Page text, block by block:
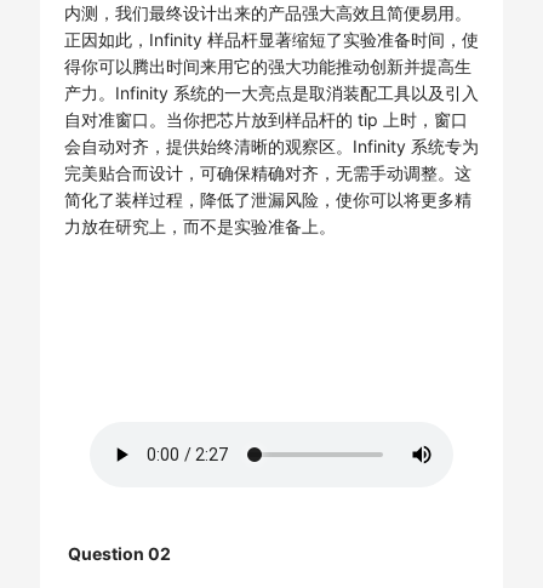
内测，我们最终设计出来的产品强大高效且简便易用。
正因如此，Infinity 样品杆显著缩短了实验准备时间，使
得你可以腾出时间来用它的强大功能推动创新并提高生
产力。Infinity 系统的一大亮点是取消装配工具以及引入
自对准窗口。当你把芯片放到样品杆的 tip 上时，窗口
会自动对齐，提供始终清晰的观察区。Infinity 系统专为
完美贴合而设计，可确保精确对齐，无需手动调整。这
简化了装样过程，降低了泄漏风险，使你可以将更多精
力放在研究上，而不是实验准备上。
Question 02